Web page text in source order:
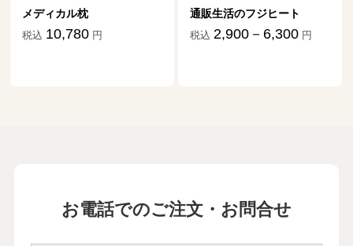
メディカル枕
税込 10,780 円
通販生活のフジヒート
税込 2,900－6,300 円
お電話でのご注文・お問合せ